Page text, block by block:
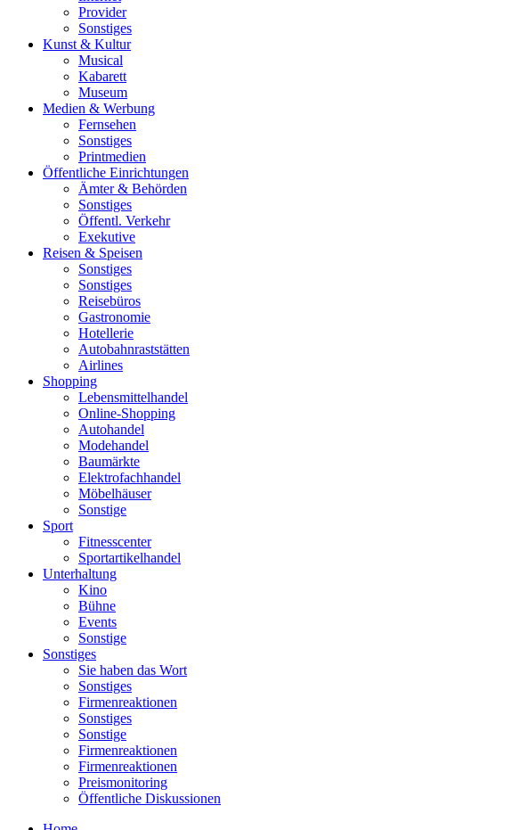
Provider
Sonstiges
Kunst & Kultur
Musical
Kabarett
Museum
Medien & Werbung
Fernsehen
Sonstiges
Printmedien
Öffentliche Einrichtungen
Ämter & Behörden
Sonstiges
Öffentl. Verkehr
Exekutive
Reisen & Speisen
Sonstiges
Sonstiges
Reisebüros
Gastronomie
Hotellerie
Autobahnraststätten
Airlines
Shopping
Lebensmittelhandel
Online-Shopping
Autohandel
Modehandel
Baumärkte
Elektrofachhandel
Möbelhäuser
Sonstige
Sport
Fitnesscenter
Sportartikelhandel
Unterhaltung
Kino
Bühne
Events
Sonstige
Sonstiges
Sie haben das Wort
Sonstiges
Firmenreaktionen
Sonstiges
Sonstige
Firmenreaktionen
Firmenreaktionen
Preismonitoring
Öffentliche Diskussionen